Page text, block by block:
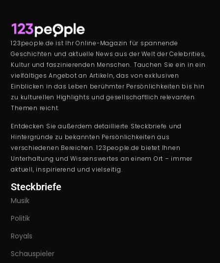
123people.de ist Ihr Online-Magazin für spannende
Geschichten und aktuelle News aus der Welt der Celebrities,
Kultur und faszinierenden Menschen. Tauchen Sie ein in ein
vielfältiges Angebot an Artikeln, das von exklusiven
Einblicken in das Leben berühmter Persönlichkeiten bis hin
zu kulturellen Highlights und gesellschaftlich relevanten
Themen reicht.
Entdecken Sie außerdem detaillierte Steckbriefe und
Hintergründe zu bekannten Persönlichkeiten aus
verschiedenen Bereichen. 123people.de bietet Ihnen
Unterhaltung und Wissenswertes an einem Ort – immer
aktuell, inspirierend und vielseitig.
Steckbriefe
Musik
Politik
Royals
Schauspieler